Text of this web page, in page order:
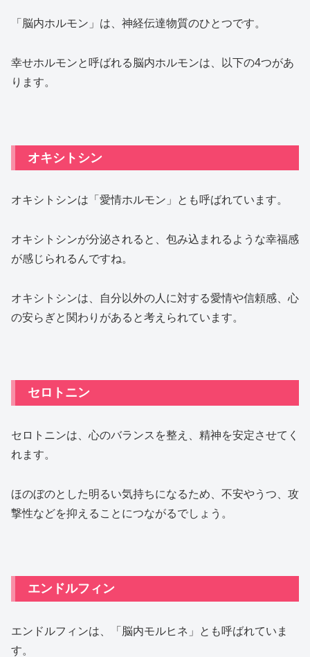
「脳内ホルモン」は、神経伝達物質のひとつです。
幸せホルモンと呼ばれる脳内ホルモンは、以下の4つがあ
ります。
オキシトシン
オキシトシンは「愛情ホルモン」とも呼ばれています。
オキシトシンが分泌されると、包み込まれるような幸福感
が感じられるんですね。
オキシトシンは、自分以外の人に対する愛情や信頼感、心
の安らぎと関わりがあると考えられています。
セロトニン
セロトニンは、心のバランスを整え、精神を安定させてく
れます。
ほのぼのとした明るい気持ちになるため、不安やうつ、攻
撃性などを抑えることにつながるでしょう。
エンドルフィン
エンドルフィンは、「脳内モルヒネ」とも呼ばれていま
す。